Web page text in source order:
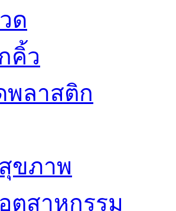
ด
คิ้ว
พลาสติก
ขภาพ
ตสาหกรรม